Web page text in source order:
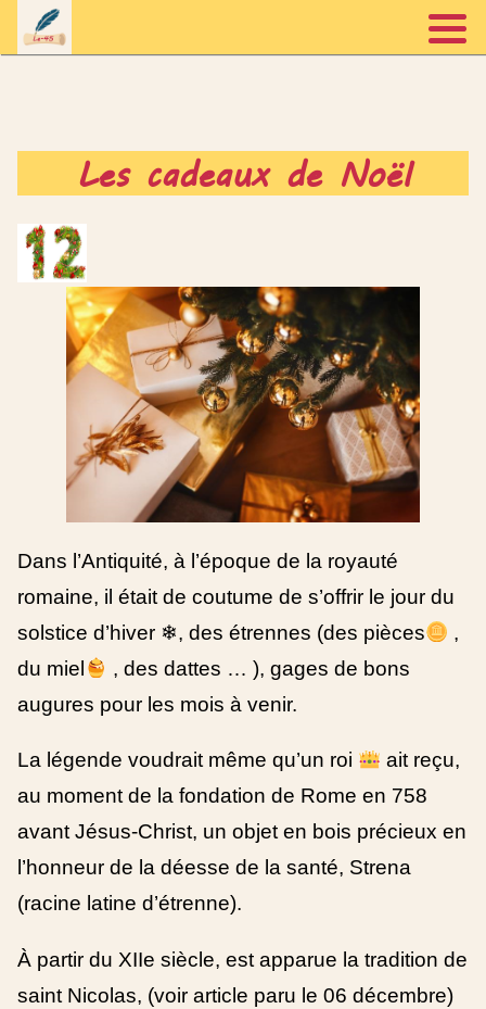
Prestations
A propos
Contact
Les cadeaux de Noël
Dans l’Antiquité, à l’époque de la royauté
romaine, il était de coutume de s’offrir le jour du
solstice d’hiver ❄, des étrennes (des pièces
,
du miel
, des dattes … ), gages de bons
augures pour les mois à venir.
La légende voudrait même qu’un roi
ait reçu,
au moment de la fondation de Rome en 758
avant Jésus-Christ, un objet en bois précieux en
l’honneur de la déesse de la santé, Strena
(racine latine d’étrenne).
À partir du XIIe siècle, est apparue la tradition de
saint Nicolas, (voir article paru le 06 décembre)